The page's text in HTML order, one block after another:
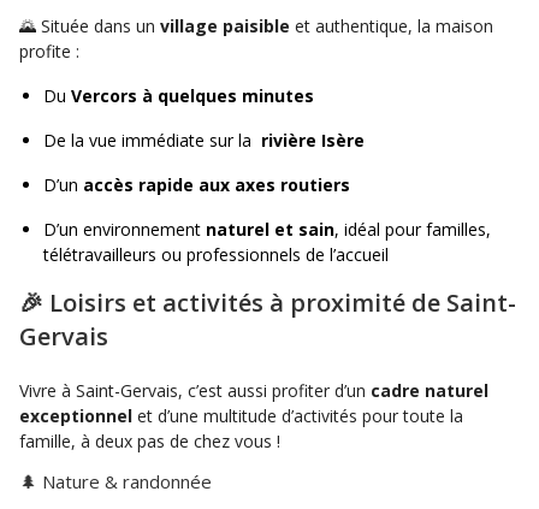
🌄 Située dans un village paisible et authentique, la maison
profite :
Du Vercors à quelques minutes
De la vue immédiate sur la rivière Isère
D’un accès rapide aux axes routiers
D’un environnement naturel et sain, idéal pour familles,
télétravailleurs ou professionnels de l’accueil
🎉 Loisirs et activités à proximité de Saint-
Gervais
Vivre à Saint-Gervais, c’est aussi profiter d’un cadre naturel
exceptionnel et d’une multitude d’activités pour toute la
famille, à deux pas de chez vous !
🌲 Nature & randonnée